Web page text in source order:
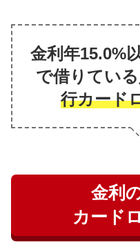
やシ
較
学生
学生
への
を解説
金利年15.0%
で借りてい
行カード
金利
カード